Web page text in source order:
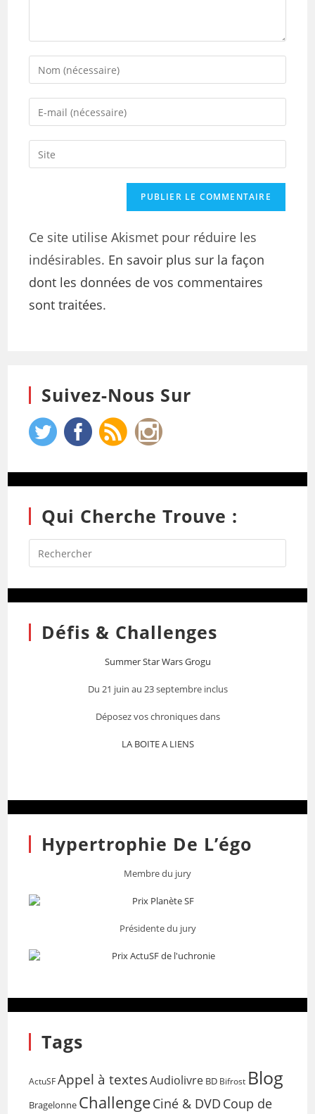
Ce site utilise Akismet pour réduire les
indésirables. En savoir plus sur la façon
dont les données de vos commentaires
sont traitées.
Suivez-Nous Sur
Qui Cherche Trouve :
Défis & Challenges
Summer Star Wars Grogu
Du 21 juin au 23 septembre inclus
Déposez vos chroniques dans
LA BOITE A LIENS
Hypertrophie De L’égo
Membre du jury
Présidente du jury
Tags
ActuSF Appel à textesAudiolivre BD Bifrost Blog
Bragelonne ChallengeCiné & DVD Coup de